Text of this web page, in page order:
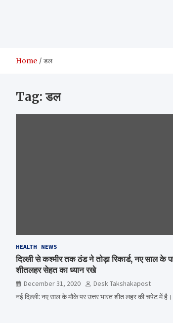
Home डल
Tag:डल
HEALTH NEWS
दिल्ली से कश्मीर तक ठंड ने तोड़ा रिकार्ड, नए साल के
शीतलहर सेहत का ध्यान रखे
December 31, 2020
Desk Takshakapost
नई दिल्ली: नए साल के मौके पर उत्तर भारत शीत लहर की चपेट में